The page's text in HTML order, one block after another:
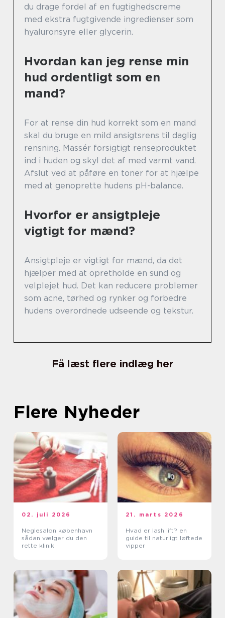
du drage fordel af en fugtighedscreme
med ekstra fugtgivende ingredienser som
hyaluronsyre eller glycerin.
Hvordan kan jeg rense min
hud ordentligt som en
mand?
For at rense din hud korrekt som en mand
skal du bruge en mild ansigtsrens til daglig
rensning. Massér forsigtigt renseproduktet
ind i huden og skyl det af med varmt vand.
Afslut ved at påføre en toner for at hjælpe
med at genoprette hudens pH-balance.
Hvorfor er ansigtpleje
vigtigt for mænd?
Ansigtpleje er vigtigt for mænd, da det
hjælper med at opretholde en sund og
velplejet hud. Det kan reducere problemer
som acne, tørhed og rynker og forbedre
hudens overordnede udseende og tekstur.
Få læst flere indlæg her
Flere Nyheder
02. juli 2026
Neglesalon københavn
sådan vælger du den
rette klinik
21. marts 2026
Hvad er lash lift? en
guide til naturligt løftede
vipper